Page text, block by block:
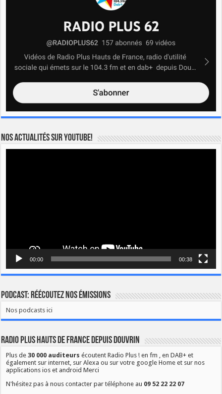
Nos actualités sur YOUTUBE!
00:00 00:38
Podcast: Réécoutez nos émissions
Nos podcasts ici
Radio Plus Hauts de France depuis Douvrin
Plus de30 000 auditeurs écoutent Radio Plus ! en fm , en DAB+ et
également sur internet, sur Alexa ou sur votre google Home et sur nos
applications ios et android Merci
N'hésitez pas à nous contacter par téléphone au 09 52 22 22 07